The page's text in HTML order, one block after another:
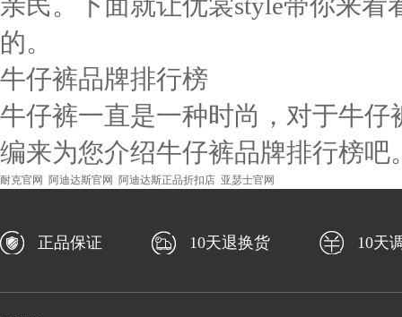
的。
牛仔裤品牌排行榜
牛仔裤一直是一种时尚，对于牛
编来为您介绍牛仔裤品牌排行榜吧
耐克官网 阿迪达斯官网 阿迪达斯正品折扣店 亚瑟士官网
正品保证 10天退换货 10天